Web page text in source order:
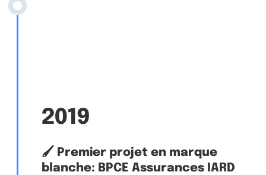
2019
🖌 Premier projet en marque
blanche: BPCE Assurances IARD